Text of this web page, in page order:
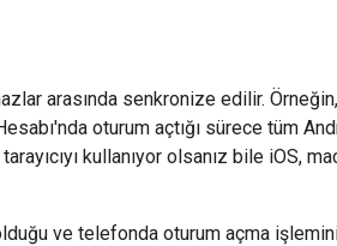
arasında senkronize edilir.
oturum açtığı sürece tüm
kullanıyor olsanız bile iOS,
ve telefonda oturum açma